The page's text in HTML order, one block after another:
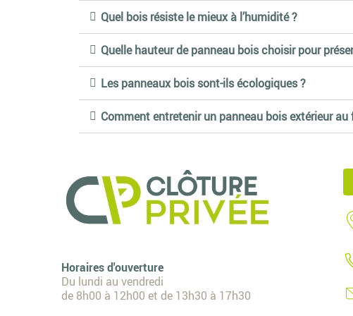
Facilité de pose et accessoires : Certains produits sont
équerres de fixation.
En choisissant le bois pour vos panneaux de jardin, vous
extérieur pour de nombreuses années.
Quel bois résiste le mieux à l’humidité ?
Quelle hauteur de panneau bois choisir pour
Les panneaux bois sont-ils écologiques ?
Comment entretenir un panneau bois extérieur au
Horaires d'ouverture
Du lundi au vendredi
de 8h00 à 12h00 et de 13h30 à 17h30